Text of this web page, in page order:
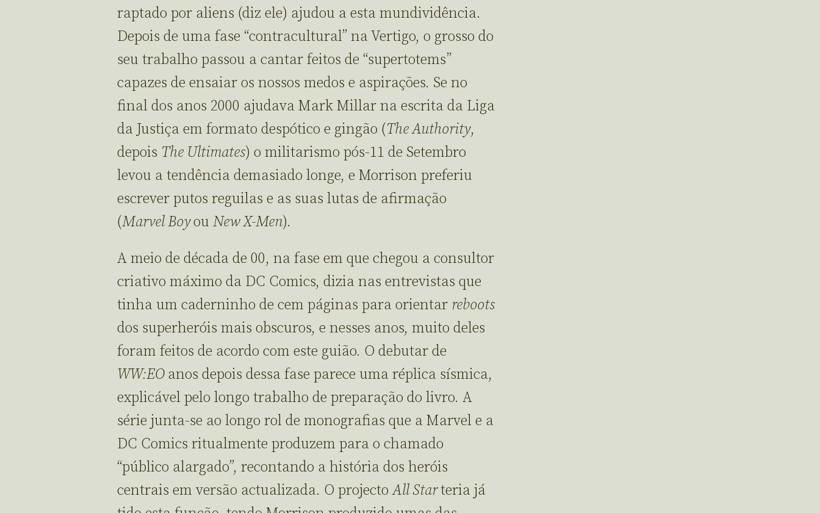
raptado por aliens (diz ele) ajudou a esta mundividência.
Depois de uma fase “contracultural” na Vertigo, o grosso do
seu trabalho passou a cantar feitos de “supertotems”
capazes de ensaiar os nossos medos e aspirações. Se no
final dos anos 2000 ajudava Mark Millar na escrita da Liga
da Justiça em formato despótico e gingão (The Authority,
depois The Ultimates) o militarismo pós-11 de Setembro
levou a tendência demasiado longe, e Morrison preferiu
escrever putos reguilas e as suas lutas de afirmação
(Marvel Boyou New X-Men).
A meio de década de 00, na fase em que chegou a consultor
criativo máximo da DC Comics, dizia nas entrevistas que
tinha um caderninho de cem páginas para orientar reboots
dos superheróis mais obscuros, e nesses anos, muito deles
foram feitos de acordo com este guião. O debutar de
WW:EO anos depois dessa fase parece uma réplica sísmica,
explicável pelo longo trabalho de preparação do livro. A
série junta-se ao longo rol de monografias que a Marvel e a
DC Comics ritualmente produzem para o chamado
“público alargado”, recontando a história dos heróis
centrais em versão actualizada. O projectoAll Starteria já